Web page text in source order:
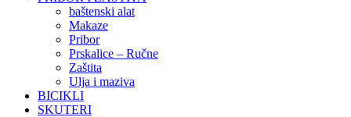
baštenski alat
Makaze
Pribor
Prskalice – Ručne
Zaštita
Ulja i maziva
BICIKLI
SKUTERI